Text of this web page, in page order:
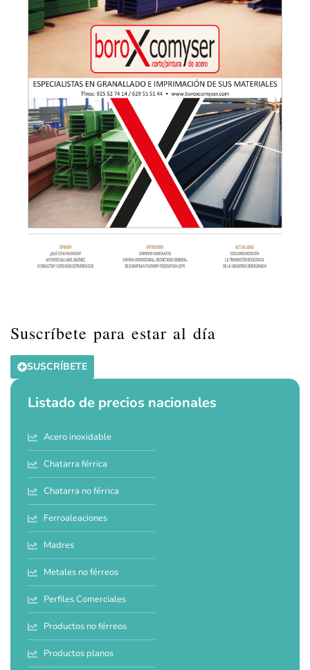
Suscríbete para estar al día
SUSCRÍBETE
Listado de precios nacionales
Acero inoxidable
Chatarra férrica
Chatarra no férrica
Ferroaleaciones
Madres
Metales no férreos
Perfiles Comerciales
Productos no férreos
Productos planos